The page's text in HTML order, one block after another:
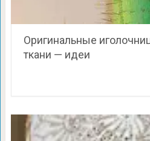
Оригинальные
ткани — идеи